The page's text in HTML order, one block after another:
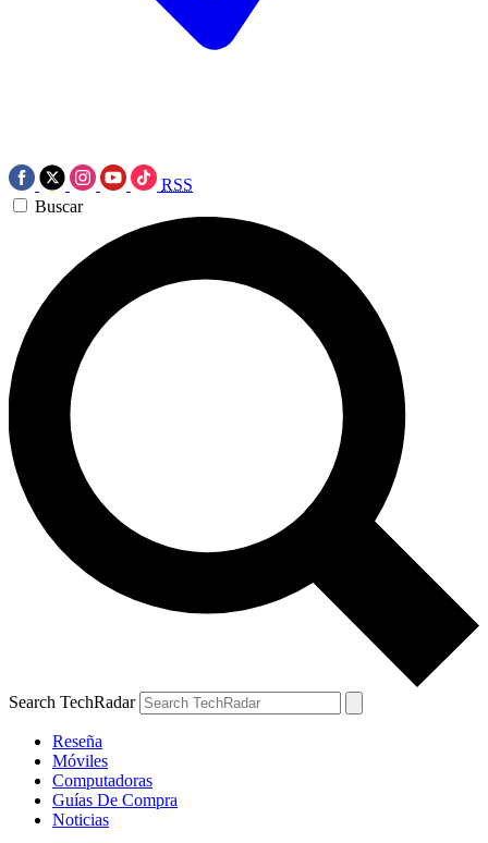
RSS
Buscar
Search TechRadar
Reseña
Móviles
Computadoras
Guías De Compra
Noticias